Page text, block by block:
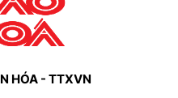
HÓA - TTXVN